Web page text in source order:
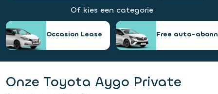
Of kies een categorie
Occasion Lease Free auto-
Onze Toyota Aygo Private